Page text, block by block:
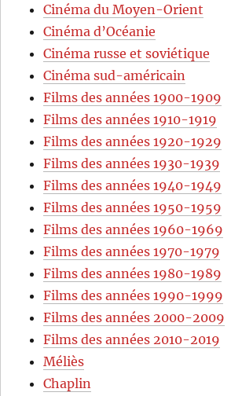
Cinéma du Moyen-Orient
Cinéma d’Océanie
Cinéma russe et soviétique
Cinéma sud-américain
Films des années 1900-1909
Films des années 1910-1919
Films des années 1920-1929
Films des années 1930-1939
Films des années 1940-1949
Films des années 1950-1959
Films des années 1960-1969
Films des années 1970-1979
Films des années 1980-1989
Films des années 1990-1999
Films des années 2000-2009
Films des années 2010-2019
Méliès
Chaplin